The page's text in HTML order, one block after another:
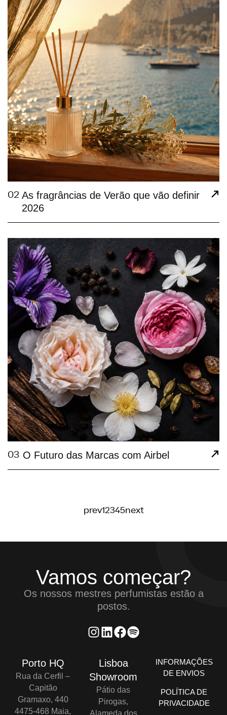
02 As fragrâncias de Verão que vão definir
2026
03 O Futuro das Marcas com Airbel
prev12345next
Vamos começar?
Os nossos mestres perfumistas estão a
postos.
Porto HQ
Rua da Cerfil –
Capitão
Gramaxo, 440
4475-468 Maia,
Lisboa
Showroom
Pátio das
Pirogas,
Alameda dos
INFORMAÇÕES
DE ENVIOS
POLÍTICA DE
PRIVACIDADE